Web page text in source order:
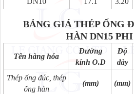
BẢNG GIÁ THÉP ỐNG
HÀN DN15 PHI
Tên hàng hóa
Đường
kính O.D
Độ
dày
Thép ống đúc, thép
ống hàn
(mm) (mm)